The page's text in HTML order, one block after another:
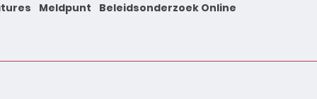
Meldpunt Beleidsonderzoek Online